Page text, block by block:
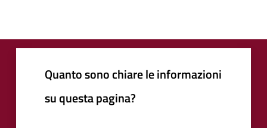
Quanto sono chiare le informazioni
su questa pagina?